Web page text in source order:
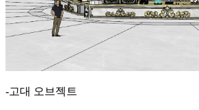
-고대 오브젝트